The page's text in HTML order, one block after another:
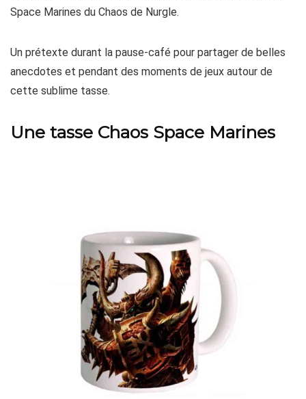
Space Marines du Chaos de Nurgle.
Un prétexte durant la pause-café pour partager de belles
anecdotes et pendant des moments de jeux autour de
cette sublime tasse.
Une tasse Chaos Space Marines